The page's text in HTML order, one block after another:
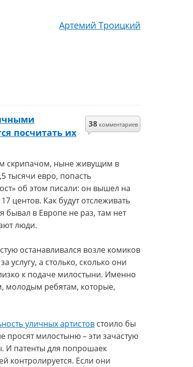
Артемий Троицкий
38 комментариев
посчитать их
скрипачом, ныне живущим в
тысячи евро, попасть
об этом писали: он вышел на
центов. Как будут отслеживать
бывал в Европе не раз, там нет
люди.
останавливался возле комиков
услугу, а столько, сколько они
к подаче милостыни. Именно
молодым ребятам, которые,
уличных артистов стоило бы
просят милостыню – эти зачастую
И патенты для попрошаек
контролируется. Если они